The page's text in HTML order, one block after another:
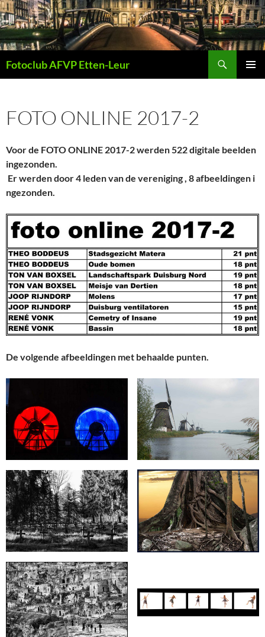
Ga
naar
inhoud
Fotoclub AFVP Etten-Leur
FOTO ONLINE 2017-2
Voor de FOTO ONLINE 2017-2 werden 522 digitale beelden
ingezonden.
Er werden door 4 leden van de vereniging , 8 afbeeldingen i
ngezonden.
De volgende afbeeldingen met behaalde punten.